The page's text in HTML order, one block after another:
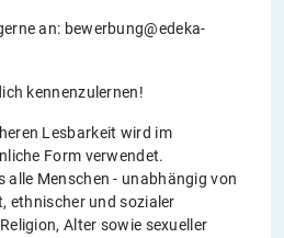
an: bewerbung@edeka-
kennenzulernen!
Lesbarkeit wird im
Form verwendet.
alle Menschen - unabhängig von
ethnischer und sozialer
Alter sowie sexueller